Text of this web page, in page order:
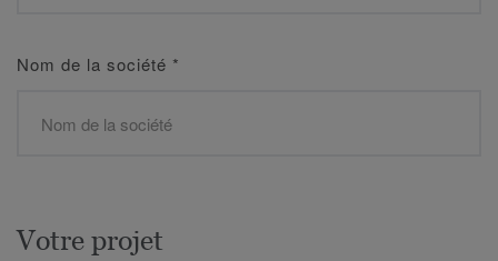
Nom de la société *
Votre projet